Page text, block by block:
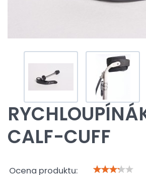
CALF-CUFF
Ocena produktu: